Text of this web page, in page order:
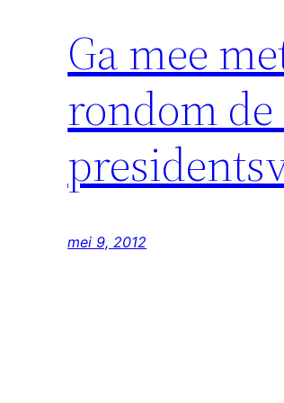
Ga mee
rondom
mei 9, 2012